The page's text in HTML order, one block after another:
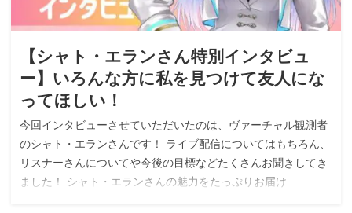
【シャト・エランさん特別インタビュ
ー】いろんな方に私を見つけて友人にな
ってほしい！
今回インタビューさせていただいたのは、ヴァーチャル観測者
のシャト・エランさんです！ ライブ配信についてはもちろん、
リスナーさんについてや今後の目標などたくさんお聞きしてき
ました！ シャト・エランさんの魅力をたっぷりお届け…